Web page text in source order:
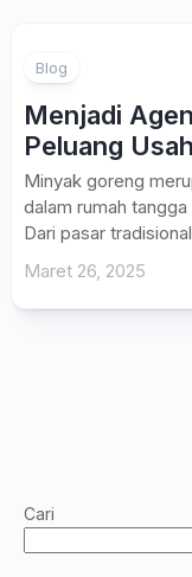
Blog
Menjadi
Peluang
Minyak goreng
dalam rumah
Dari pasar
Maret 26, 2025
Cari